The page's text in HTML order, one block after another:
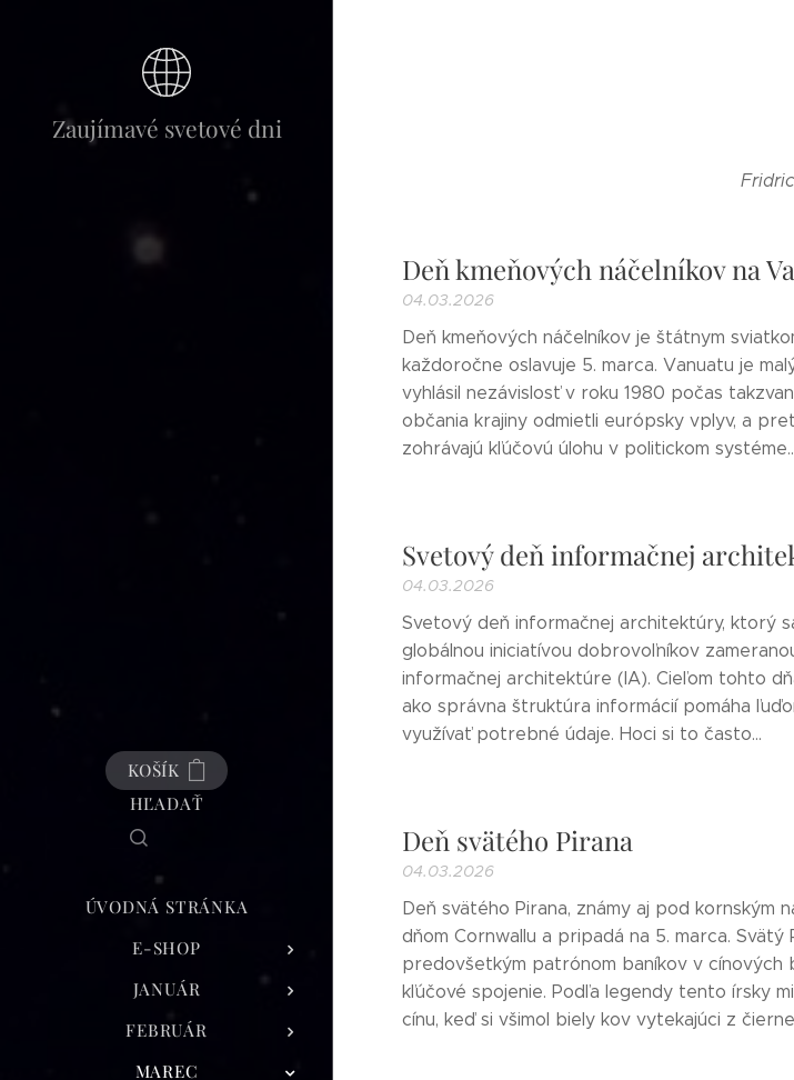
Zaujímavé svetové dni
KOŠÍK
HĽADAŤ
ÚVODNÁ STRÁNKA
E-SHOP
JANUÁR
FEBRUÁR
MAREC
Deň kmeňových náčelníkov na
04.03.2026
Deň kmeňových náčelníkov je štátnym
každoročne oslavuje 5. marca. Vanuatu je
vyhlásil nezávislosť v roku 1980 počas
občania krajiny odmietli európsky vplyv, a
zohrávajú kľúčovú úlohu v politickom
Svetový deň informačnej
04.03.2026
Svetový deň informačnej architektúry, ktorý
globálnou iniciatívou dobrovoľníkov
informačnej architektúre (IA). Cieľom tohto
ako správna štruktúra informácií pomáha
využívať potrebné údaje. Hoci si to často...
Deň svätého Pirana
04.03.2026
Deň svätého Pirana, známy aj pod kornským
dňom Cornwallu a pripadá na 5. marca.
predovšetkým patrónom baníkov v cínových
kľúčové spojenie. Podľa legendy tento írsky
cínu, keď si všimol biely kov vytekajúci z